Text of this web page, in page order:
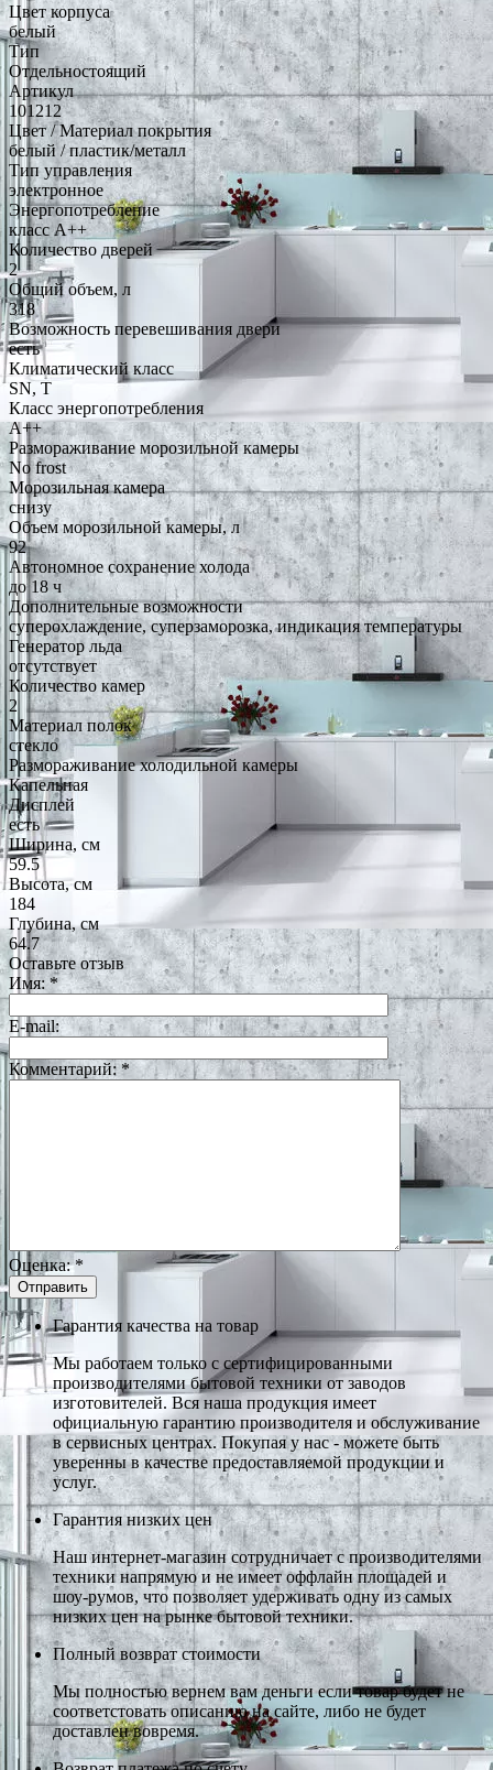
Цвет корпуса
белый
Тип
Отдельностоящий
Артикул
101212
Цвет / Материал покрытия
белый / пластик/металл
Тип управления
электронное
Энергопотребление
класс A++
Количество дверей
2
Общий объем, л
318
Возможность перевешивания двери
есть
Климатический класс
SN, T
Класс энергопотребления
A++
Размораживание морозильной камеры
No frost
Морозильная камера
снизу
Объем морозильной камеры, л
92
Автономное сохранение холода
до 18 ч
Дополнительные возможности
суперохлаждение, суперзаморозка, индикация температуры
Генератор льда
отсутствует
Количество камер
2
Материал полок
стекло
Размораживание холодильной камеры
Капельная
Дисплей
есть
Ширина, см
59.5
Высота, см
184
Глубина, см
64.7
Оставьте отзыв
Имя:*
E-mail:
Комментарий: *
Оценка:*
Гарантия качества на товар
Мы работаем только с сертифицированными
производителями бытовой техники от заводов
изготовителей. Вся наша продукция имеет
официальную гарантию производителя и обслуживание
в сервисных центрах. Покупая у нас - можете быть
уверенны в качестве предоставляемой продукции и
услуг.
Гарантия низких цен
Наш интернет-магазин сотрудничает с производителями
техники напрямую и не имеет оффлайн площадей и
шоу-румов, что позволяет удерживать одну из самых
низких цен на рынке бытовой техники.
Полный возврат стоимости
Мы полностью вернем вам деньги если товар будет не
соответстовать описанию на сайте, либо не будет
доставлен вовремя.